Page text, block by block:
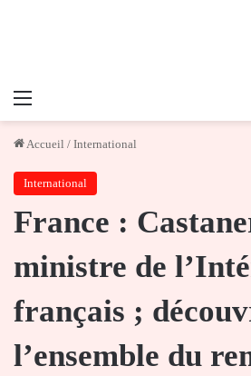
Menu
Accueil / International
International
France :
ministre de
français ;
l’ensemble du